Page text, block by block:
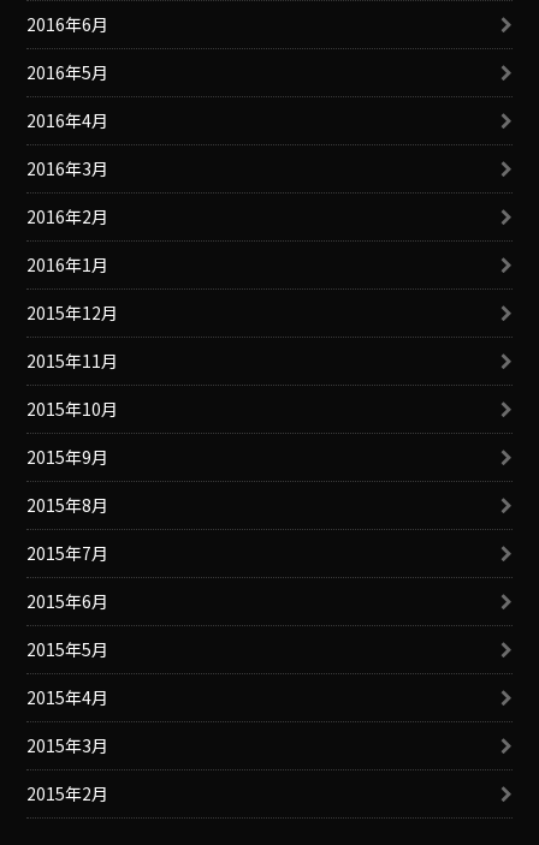
2016年6月
2016年5月
2016年4月
2016年3月
2016年2月
2016年1月
2015年12月
2015年11月
2015年10月
2015年9月
2015年8月
2015年7月
2015年6月
2015年5月
2015年4月
2015年3月
2015年2月